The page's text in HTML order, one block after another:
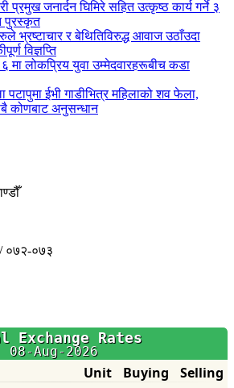
प्रमुख जनार्दन घिमिरे सहित उत्कृष्ठ कार्य गर्ने ३
पुरस्कृत
भ्रष्टाचार र बेथितिविरुद्ध आवाज उठाँउदा
विज्ञप्ति
६ मा लोकप्रिय युवा उम्मेदवारहरूबीच कडा
पटापुमा ईभी गाडीभित्र महिलाको शव फेला,
कोणबाट अनुसन्धान
०७२-०७३